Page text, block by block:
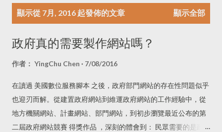
顯示從 7月, 2016 起發佈的文章 顯示全部
政府真的需要製作網站嗎？
作者： YingChu Chen 7/08/2016
在讀過 美國數位服務腳本 之後，政府部門網站的存在性問題似乎
也迎刃而解。從建置政府網站到維運政府網站的工作經驗中，從
地方機關網站、計畫網站、部門網站，到初步瀏覽最近公布的第
二屆政府網站競賽 得獎作品 ，深刻的體會到： 民眾需要的是政